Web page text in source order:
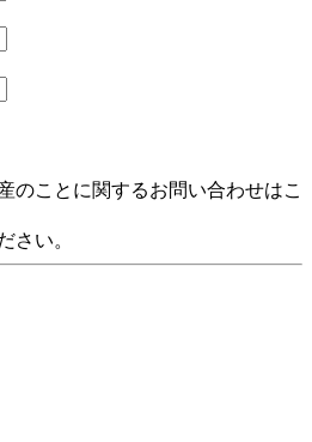
のことに関するお問い合わせはこ
さい。